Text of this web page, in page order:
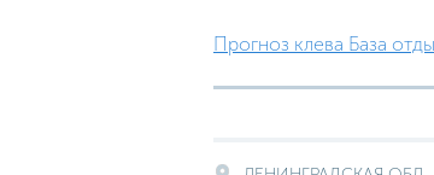
Прогноз клева База